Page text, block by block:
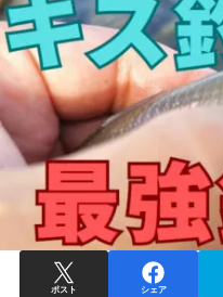
ポスト シェア